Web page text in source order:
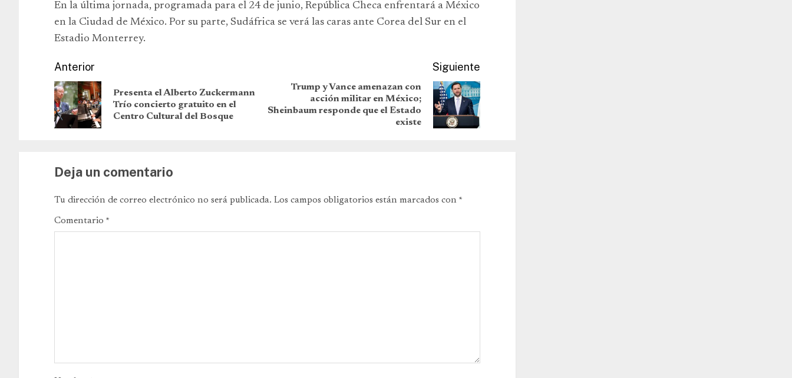
En la última jornada, programada para el 24 de junio, República Checa enfrentará a México
en la Ciudad de México. Por su parte, Sudáfrica se verá las caras ante Corea del Sur en el
Estadio Monterrey.
Anterior
Presenta el Alberto Zuckermann
Trío concierto gratuito en el
Centro Cultural del Bosque
Siguiente
Trump y Vance amenazan con
acción militar en México;
Sheinbaum responde que el Estado
existe
Deja un comentario
Tu dirección de correo electrónico no será publicada. Los campos obligatorios están marcados con *
Comentario *